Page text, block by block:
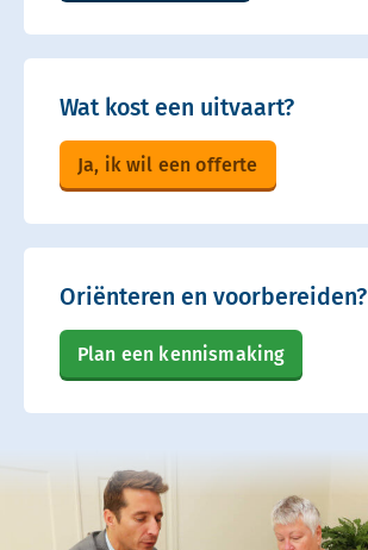
Wat kost een uitvaart?
Ja, ik wil een offerte
Oriënteren en voorbereiden?
Plan een kennismaking